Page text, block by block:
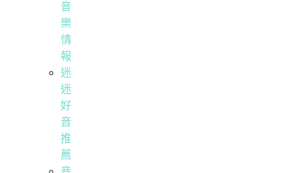
音
樂
情
報
迷
迷
好
音
推
薦